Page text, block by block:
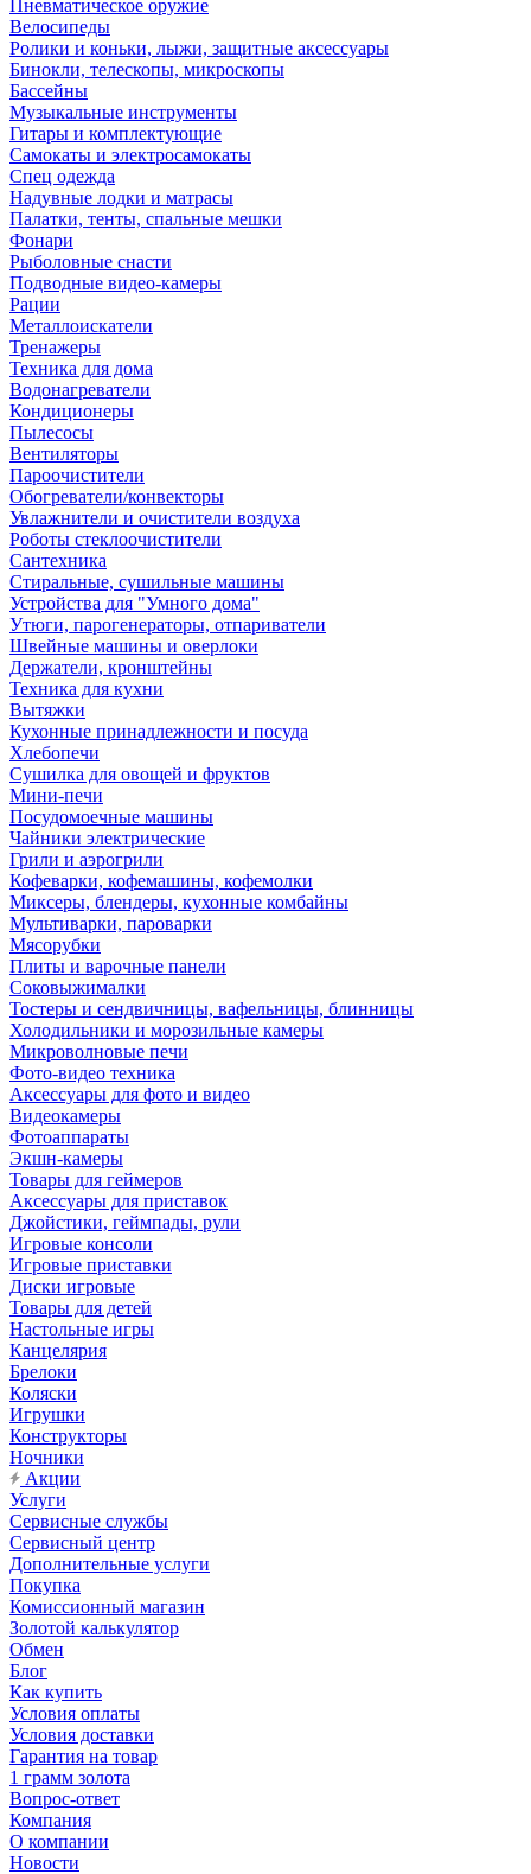
Пневматическое оружие
Велосипеды
Ролики и коньки, лыжи, защитные аксессуары
Бинокли, телескопы, микроскопы
Бассейны
Музыкальные инструменты
Гитары и комплектующие
Самокаты и электросамокаты
Спец одежда
Надувные лодки и матрасы
Палатки, тенты, спальные мешки
Фонари
Рыболовные снасти
Подводные видео-камеры
Рации
Металлоискатели
Тренажеры
Техника для дома
Водонагреватели
Кондиционеры
Пылесосы
Вентиляторы
Пароочистители
Обогреватели/конвекторы
Увлажнители и очистители воздуха
Роботы стеклоочистители
Сантехника
Стиральные, сушильные машины
Устройства для "Умного дома"
Утюги, парогенераторы, отпариватели
Швейные машины и оверлоки
Держатели, кронштейны
Техника для кухни
Вытяжки
Кухонные принадлежности и посуда
Хлебопечи
Сушилка для овощей и фруктов
Мини-печи
Посудомоечные машины
Чайники электрические
Грили и аэрогрили
Кофеварки, кофемашины, кофемолки
Миксеры, блендеры, кухонные комбайны
Мультиварки, пароварки
Мясорубки
Плиты и варочные панели
Соковыжималки
Тостеры и сендвичницы, вафельницы, блинницы
Холодильники и морозильные камеры
Микроволновые печи
Фото-видео техника
Аксессуары для фото и видео
Видеокамеры
Фотоаппараты
Экшн-камеры
Товары для геймеров
Аксессуары для приставок
Джойстики, геймпады, рули
Игровые консоли
Игровые приставки
Диски игровые
Товары для детей
Настольные игры
Канцелярия
Брелоки
Коляски
Игрушки
Конструкторы
Ночники
Акции
Услуги
Сервисные службы
Сервисный центр
Дополнительные услуги
Покупка
Комиссионный магазин
Золотой калькулятор
Обмен
Блог
Как купить
Условия оплаты
Условия доставки
Гарантия на товар
1 грамм золота
Вопрос-ответ
Компания
О компании
Новости